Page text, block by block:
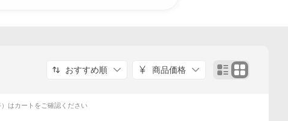
おすすめ順 商品価格
はカートをご確認ください